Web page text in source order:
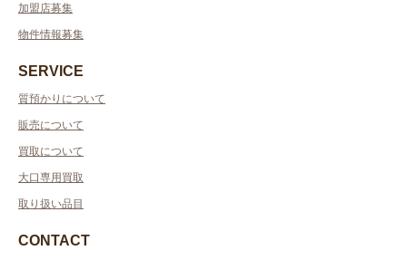
加盟店募集
物件情報募集
SERVICE
質預かりについて
販売について
買取について
大口専用買取
取り扱い品目
CONTACT